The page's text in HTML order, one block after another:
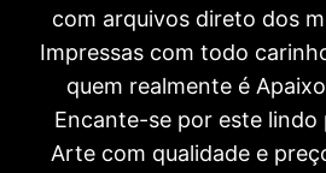
com arquivos direto dos
Impressas com todo
quem realmente é
Encante-se por este lindo
Arte com qualidade e